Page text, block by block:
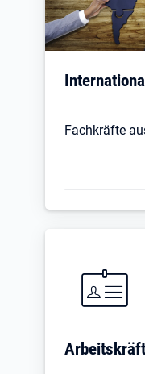
Öffnet in
Fachkräfte